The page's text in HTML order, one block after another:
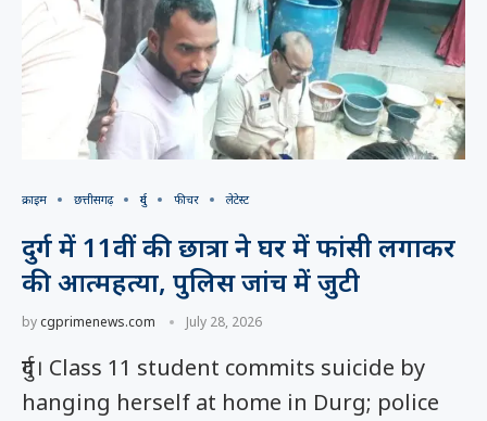
क्राइम छत्तीसगढ़ दुर्ग फीचर लेटेस्ट
दुर्ग में 11वीं की छात्रा ने घर में फांसी लगाकर
की आत्महत्या, पुलिस जांच में जुटी
bycgprimenews.com July 28, 2026
दुर्ग। Class 11 student commits suicide by
hanging herself at home in Durg; police